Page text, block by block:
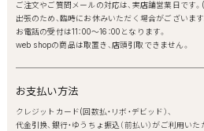
ご注文やご質問メールの対応は、実店舗営業日です。(
出張のため、臨時にお休みいただく場合がございます
お電話の受付は11：00～16：00となります。
web shopの商品は取置き、店頭引取できません。
お支払い方法
クレジットカード(回数払・リボ・デビッド）、
代金引換、銀行・ゆうちょ振込（前払い）がご利用いた